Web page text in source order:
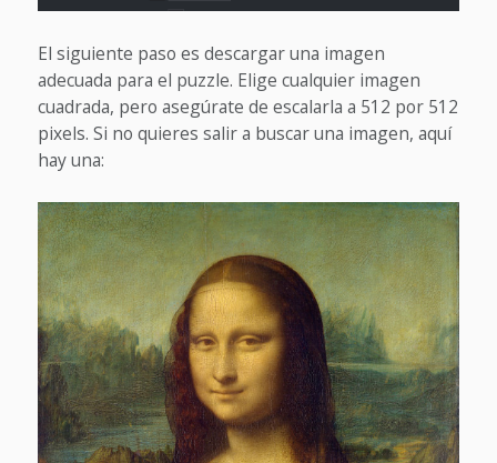
El siguiente paso es descargar una imagen
adecuada para el puzzle. Elige cualquier imagen
cuadrada, pero asegúrate de escalarla a 512 por 512
pixels. Si no quieres salir a buscar una imagen, aquí
hay una: